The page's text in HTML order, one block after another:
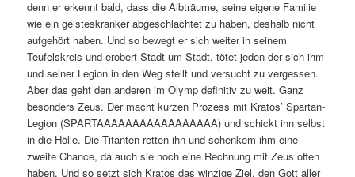
denn er erkennt bald, dass die Albträume, seine eigene Familie
wie ein geisteskranker abgeschlachtet zu haben, deshalb nicht
aufgehört haben. Und so bewegt er sich weiter in seinem
Teufelskreis und erobert Stadt um Stadt, tötet jeden der sich ihm
und seiner Legion in den Weg stellt und versucht zu vergessen.
Aber das geht den anderen im Olymp definitiv zu weit. Ganz
besonders Zeus. Der macht kurzen Prozess mit Kratos’ Spartan-
Legion (SPARTAAAAAAAAAAAAAAAAA) und schickt ihn selbst
in die Hölle. Die Titanten retten ihn und schenkem ihm eine
zweite Chance, da auch sie noch eine Rechnung mit Zeus offen
haben. Und so setzt sich Kratos das winzige Ziel, den Gott aller